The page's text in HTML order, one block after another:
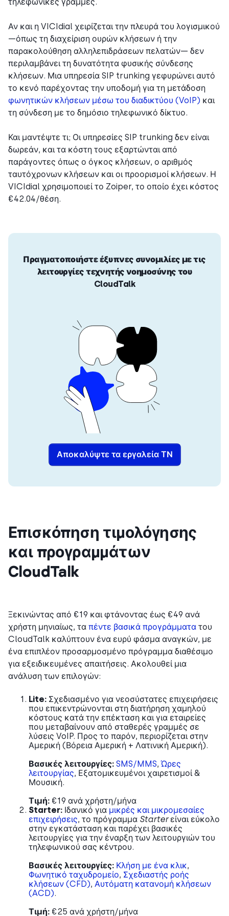
Αν και η VICIdial χειρίζεται την πλευρά του λογισμικού
—όπως τη διαχείριση ουρών κλήσεων ή την
παρακολούθηση αλληλεπιδράσεων πελατών— δεν
περιλαμβάνει τη δυνατότητα φυσικής σύνδεσης
κλήσεων. Μια υπηρεσία SIP trunking γεφυρώνει αυτό
το κενό παρέχοντας την υποδομή για τη μετάδοση
φωνητικών κλήσεων μέσω του διαδικτύου (VoIP) και
τη σύνδεση με το δημόσιο τηλεφωνικό δίκτυο.
Και μαντέψτε τι; Οι υπηρεσίες SIP trunking δεν είναι
δωρεάν, και τα κόστη τους εξαρτώνται από
παράγοντες όπως ο όγκος κλήσεων, ο αριθμός
ταυτόχρονων κλήσεων και οι προορισμοί κλήσεων. Η
VICIdial χρησιμοποιεί το Zoiper, το οποίο έχει κόστος
€42.04/θέση.
Πραγματοποιήστε έξυπνες συνομιλίες με τις
λειτουργίες τεχνητής νοημοσύνης του
CloudTalk
Αποκαλύψτε τα εργαλεία ΤΝ
Επισκόπηση τιμολόγησης
και προγραμμάτων
CloudTalk
Ξεκινώντας από €19 και φτάνοντας έως €49 ανά
χρήστη μηνιαίως, τα πέντε βασικά προγράμματα του
CloudTalk καλύπτουν ένα ευρύ φάσμα αναγκών, με
ένα επιπλέον προσαρμοσμένο πρόγραμμα διαθέσιμο
για εξειδικευμένες απαιτήσεις. Ακολουθεί μια
ανάλυση των επιλογών:
Lite: Σχεδιασμένο για νεοσύστατες επιχειρήσεις
που επικεντρώνονται στη διατήρηση χαμηλού
κόστους κατά την επέκταση και για εταιρείες
που μεταβαίνουν από σταθερές γραμμές σε
λύσεις VoIP. Προς το παρόν, περιορίζεται στην
Αμερική (Βόρεια Αμερική + Λατινική Αμερική).
Βασικές λειτουργίες: SMS/MMS,Ώρες
λειτουργίας, Εξατομικευμένοι χαιρετισμοί &
Μουσική.
Τιμή: €19 ανά χρήστη/μήνα
Starter: Ιδανικό για μικρές και μικρομεσαίες
επιχειρήσεις, το πρόγραμμα Starterείναι εύκολο
στην εγκατάσταση και παρέχει βασικές
λειτουργίες για την έναρξη των λειτουργιών του
τηλεφωνικού σας κέντρου.
Βασικές λειτουργίες: Κλήση με ένα κλικ,
Φωνητικό ταχυδρομείο, Σχεδιαστής ροής
κλήσεων (CFD), Αυτόματη κατανομή κλήσεων
(ACD).
Τιμή: €25 ανά χρήστη/μήνα